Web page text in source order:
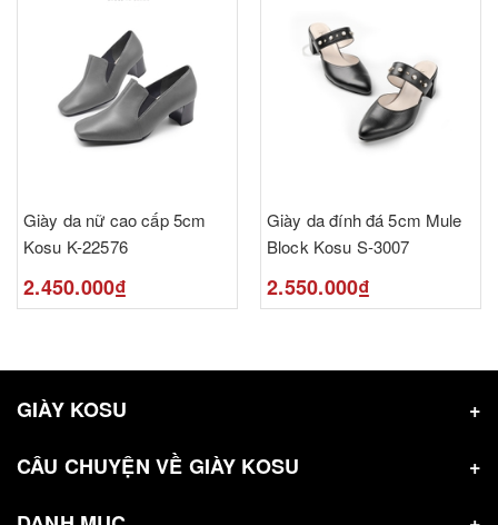
Giày da nữ cao cấp 5cm
Kosu K-22576
2.450.000₫
Giày da đính đá 5cm Mule
Block Kosu S-3007
2.550.000₫
GIÀY KOSU
CÂU CHUYỆN VỀ GIÀY KOSU